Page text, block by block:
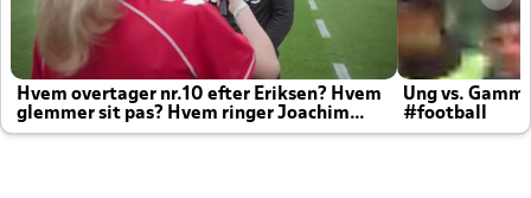
Hvem overtager nr.10 efter Eriksen? Hvem
glemmer sit pas? Hvem ringer Joachim
altid til efter kampe?
Ung vs.
#football